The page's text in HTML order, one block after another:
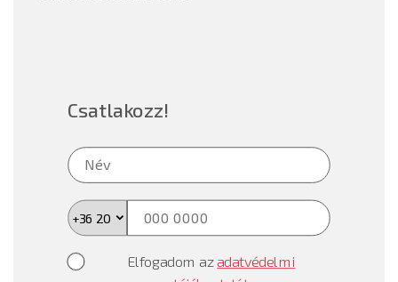
Csatlakozz!
Elfogadom azadatvédelmi